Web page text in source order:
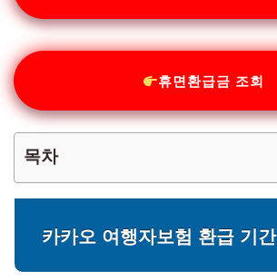
휴면환급금 조회
목차
카카오 여행자보험 환급 기간